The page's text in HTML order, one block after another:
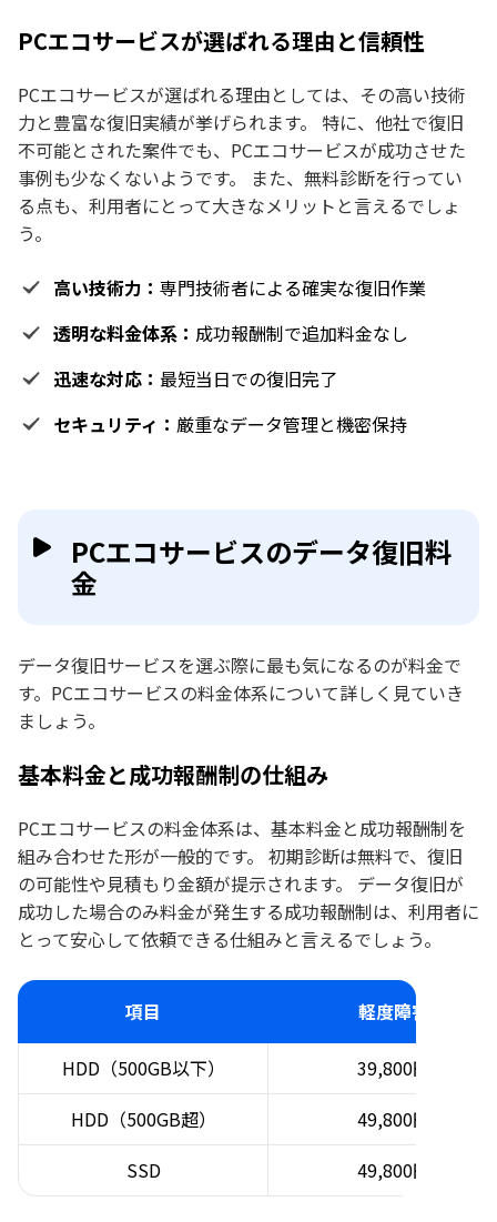
PCエコサービスが選ばれる理由と信頼性
PCエコサービスが選ばれる理由としては、その高い技術
力と豊富な復旧実績が挙げられます。 特に、他社で復旧
不可能とされた案件でも、PCエコサービスが成功させた
事例も少なくないようです。 また、無料診断を行ってい
る点も、利用者にとって大きなメリットと言えるでしょ
う。
高い技術力： 専門技術者による確実な復旧作業
透明な料金体系： 成功報酬制で追加料金なし
迅速な対応： 最短当日での復旧完了
セキュリティ： 厳重なデータ管理と機密保持
PCエコサービスのデータ復旧料
金
データ復旧サービスを選ぶ際に最も気になるのが料金で
す。PCエコサービスの料金体系について詳しく見ていき
ましょう。
基本料金と成功報酬制の仕組み
PCエコサービスの料金体系は、基本料金と成功報酬制を
組み合わせた形が一般的です。 初期診断は無料で、復旧
の可能性や見積もり金額が提示されます。 データ復旧が
成功した場合のみ料金が発生する成功報酬制は、利用者に
とって安心して依頼できる仕組みと言えるでしょう。
項目 軽度障害
HDD（500GB以下）
39,800円
HDD（500GB超）
49,800円
SSD
49,800円